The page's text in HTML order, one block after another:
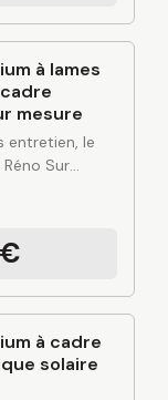
à lames
mesure
entretien, le
Sur
durable
votre
à cadre
solaire